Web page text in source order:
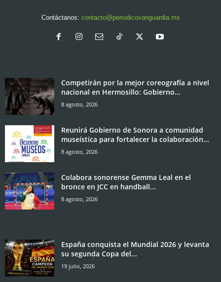
Contáctanos: contacto@periodicovanguardia.mx
Competirán por la mejor coreografía a nivel
nacional en Hermosillo: Gobierno...
8 agosto, 2026
Reunirá Gobierno de Sonora a comunidad
museística para fortalecer la colaboración...
8 agosto, 2026
Colabora sonorense Gemma Leal en el
bronce en JCC en handball...
8 agosto, 2026
España conquista el Mundial 2026 y levanta
su segunda Copa del...
19 julio, 2026